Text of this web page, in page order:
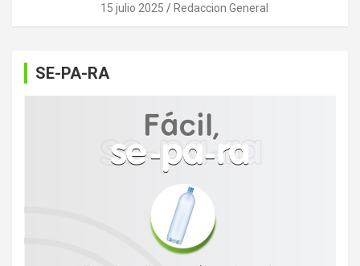
15 julio 2025 Redaccion General
SE-PA-RA